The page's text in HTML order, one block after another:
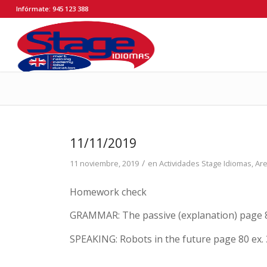
Infórmate: 945 123 388
11/11/2019
11 noviembre, 2019 / enActividades Stage Idiomas,
Homework check
GRAMMAR: The passive (explanation) page
SPEAKING: Robots in the future page 80 ex.